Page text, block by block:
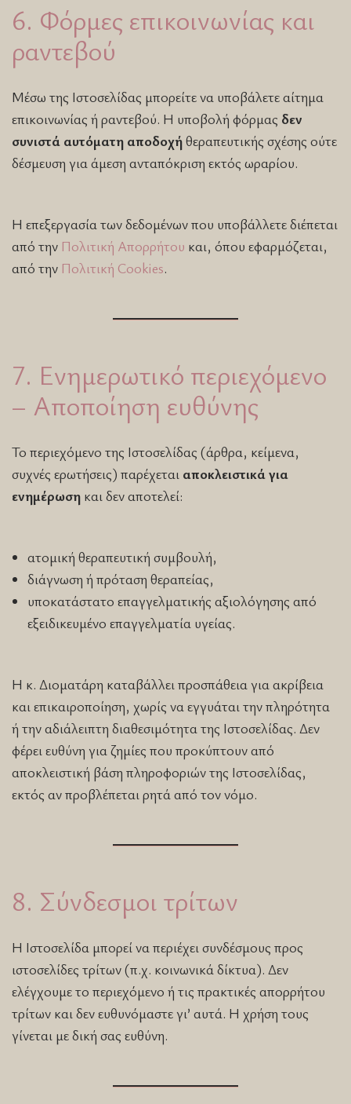
6. Φόρμες επικοινωνίας και
ραντεβού
Μέσω της Ιστοσελίδας μπορείτε να υποβάλετε αίτημα
επικοινωνίας ή ραντεβού. Η υποβολή φόρμας δεν
συνιστά αυτόματη αποδοχήθεραπευτικής σχέσης ούτε
δέσμευση για άμεση ανταπόκριση εκτός ωραρίου.
Η επεξεργασία των δεδομένων που υποβάλλετε διέπεται
από την Πολιτική Απορρήτου και, όπου εφαρμόζεται,
από την Πολιτική Cookies.
7. Ενημερωτικό περιεχόμενο
– Αποποίηση ευθύνης
Το περιεχόμενο της Ιστοσελίδας (άρθρα, κείμενα,
συχνές ερωτήσεις) παρέχεται αποκλειστικά για
ενημέρωση και δεν αποτελεί:
ατομική θεραπευτική συμβουλή,
διάγνωση ή πρόταση θεραπείας,
υποκατάστατο επαγγελματικής αξιολόγησης από
εξειδικευμένο επαγγελματία υγείας.
Η κ. Διοματάρη καταβάλλει προσπάθεια για ακρίβεια
και επικαιροποίηση, χωρίς να εγγυάται την πληρότητα
ή την αδιάλειπτη διαθεσιμότητα της Ιστοσελίδας. Δεν
φέρει ευθύνη για ζημίες που προκύπτουν από
αποκλειστική βάση πληροφοριών της Ιστοσελίδας,
εκτός αν προβλέπεται ρητά από τον νόμο.
8. Σύνδεσμοι τρίτων
Η Ιστοσελίδα μπορεί να περιέχει συνδέσμους προς
ιστοσελίδες τρίτων (π.χ. κοινωνικά δίκτυα). Δεν
ελέγχουμε το περιεχόμενο ή τις πρακτικές απορρήτου
τρίτων και δεν ευθυνόμαστε γι’ αυτά. Η χρήση τους
γίνεται με δική σας ευθύνη.